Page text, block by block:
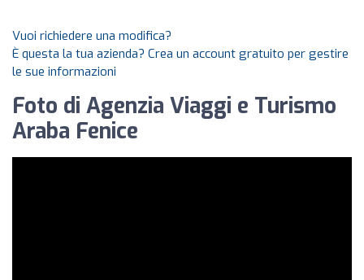
Vuoi richiedere una modifica?
È questa la tua azienda? Crea un account gratuito per gestire
le sue informazioni
Foto di Agenzia Viaggi e Turismo
Araba Fenice